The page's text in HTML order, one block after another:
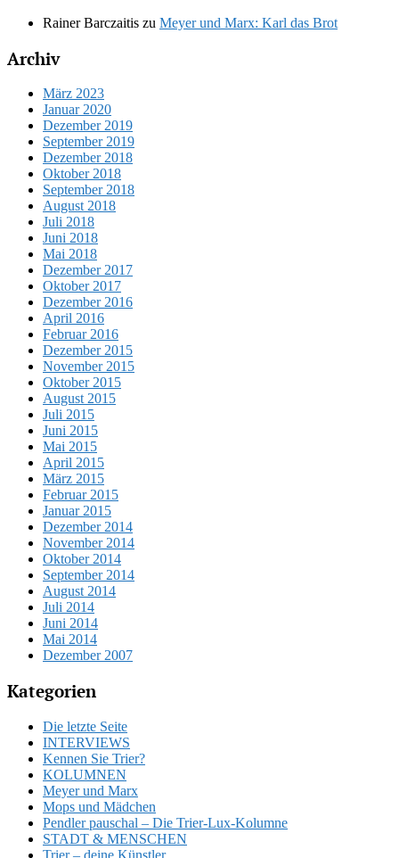
Rainer Barczaitis zu Meyer und Marx: Karl das Brot
Archiv
März 2023
Januar 2020
Dezember 2019
September 2019
Dezember 2018
Oktober 2018
September 2018
August 2018
Juli 2018
Juni 2018
Mai 2018
Dezember 2017
Oktober 2017
Dezember 2016
April 2016
Februar 2016
Dezember 2015
November 2015
Oktober 2015
August 2015
Juli 2015
Juni 2015
Mai 2015
April 2015
März 2015
Februar 2015
Januar 2015
Dezember 2014
November 2014
Oktober 2014
September 2014
August 2014
Juli 2014
Juni 2014
Mai 2014
Dezember 2007
Kategorien
Die letzte Seite
INTERVIEWS
Kennen Sie Trier?
KOLUMNEN
Meyer und Marx
Mops und Mädchen
Pendler pauschal – Die Trier-Lux-Kolumne
STADT & MENSCHEN
Trier – deine Künstler